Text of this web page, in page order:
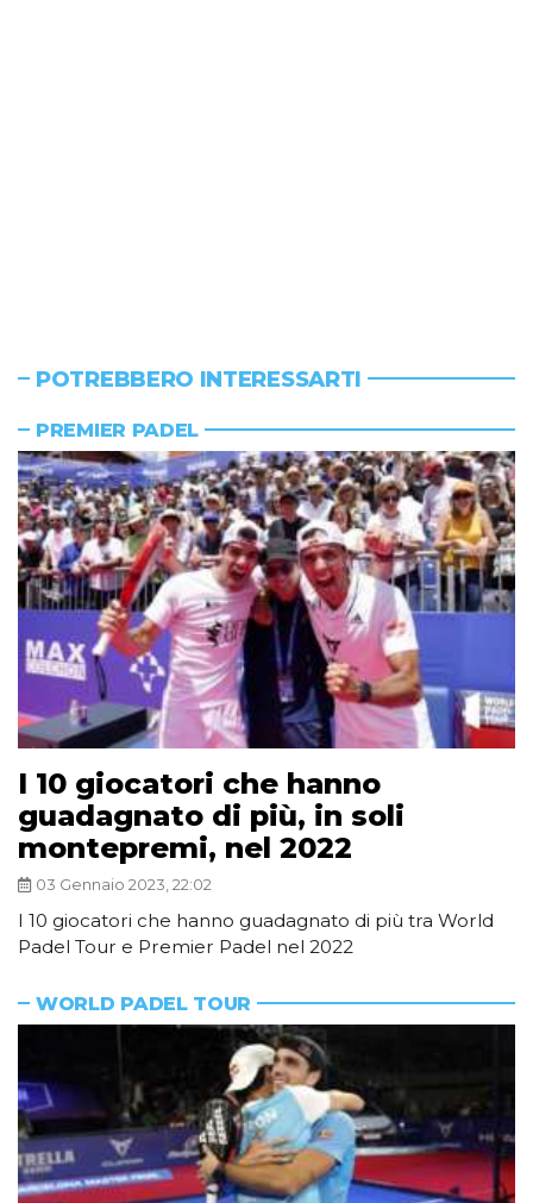
POTREBBERO INTERESSARTI
PREMIER PADEL
I 10 giocatori che hanno
guadagnato di più, in soli
montepremi, nel 2022
03 Gennaio 2023, 22:02
I 10 giocatori che hanno guadagnato di più tra World
Padel Tour e Premier Padel nel 2022
WORLD PADEL TOUR